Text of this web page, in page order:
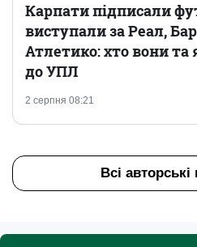
2 серпня 08:21
Карпати підписали
виступали за Реал,
Атлетико: хто вони та
до УПЛ
Всі